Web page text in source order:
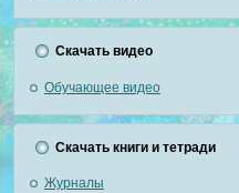
Скачать видео
Обучающее видео
Скачать книги и тетради
Журналы